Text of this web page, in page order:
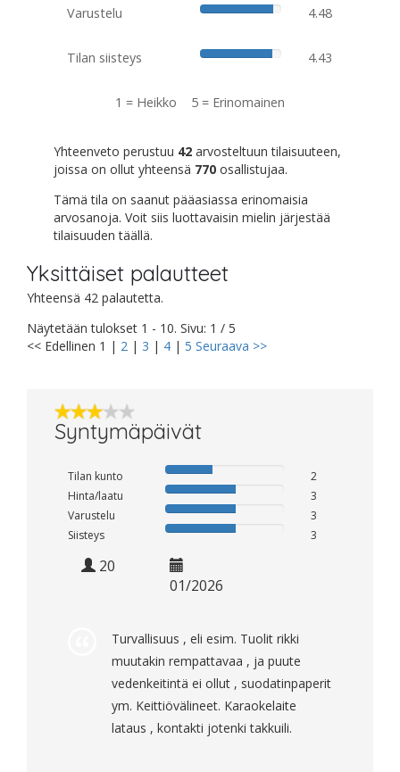
Varustelu 4.48
Tilan siisteys 4.43
1 = Heikko 5 = Erinomainen
Yhteenveto perustuu 42 arvosteltuun tilaisuuteen,
joissa on ollut yhteensä 770 osallistujaa.
Tämä tila on saanut pääasiassa erinomaisia
arvosanoja. Voit siis luottavaisin mielin järjestää
tilaisuuden täällä.
Yksittäiset palautteet
Yhteensä 42 palautetta.
Näytetään tulokset 1 - 10. Sivu: 1 / 5
<< Edellinen 1 | 2 | 3 | 4 | 5 Seuraava >>
Syntymäpäivät
Tilan kunto
2
Hinta/laatu
3
Varustelu
3
Siisteys
3
20
01/2026
Turvallisuus , eli esim. Tuolit rikki
muutakin rempattavaa , ja puute
vedenkeitintä ei ollut , suodatinpaperit
ym. Keittiövälineet. Karaokelaite
lataus , kontakti jotenki takkuili.